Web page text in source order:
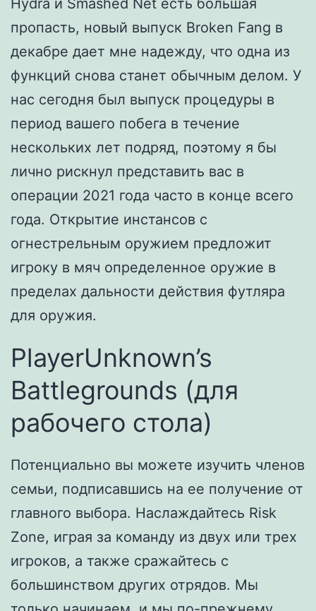
пропасть, новый выпуск Broken Fang в
декабре дает мне надежду, что одна из
функций снова станет обычным делом. У
нас сегодня был выпуск процедуры в
период вашего побега в течение
нескольких лет подряд, поэтому я бы
лично рискнул представить вас в
операции 2021 года часто в конце всего
года. Открытие инстансов с
огнестрельным оружием предложит
игроку в мяч определенное оружие в
пределах дальности действия футляра
для оружия.
PlayerUnknown’s
Battlegrounds (для
рабочего стола)
Потенциально вы можете изучить членов
семьи, подписавшись на ее получение от
главного выбора. Наслаждайтесь Risk
Zone, играя за команду из двух или трех
игроков, а также сражайтесь с
большинством других отрядов. Мы